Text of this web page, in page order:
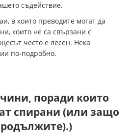
съдействие.
в които преводите могат да
които не са свързани с
често е лесен. Нека
по-подробно.
поради които
спирани (или защо